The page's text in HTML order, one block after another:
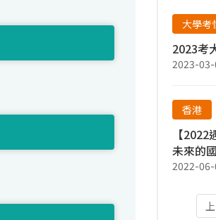
大學考
2023考
2023-03-
香港
【
未來的
2022-06-